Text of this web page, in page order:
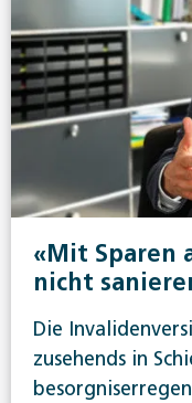
«Mit Sparen
nicht
Die
zusehends in